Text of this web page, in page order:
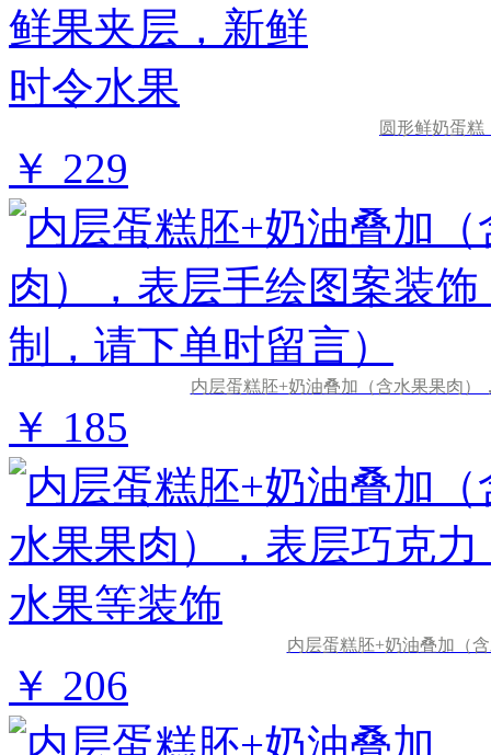
圆形鲜奶蛋
￥ 229
内层蛋糕胚+奶油叠加（含水果果肉
￥ 185
内层蛋糕胚+奶油叠加（
￥ 206